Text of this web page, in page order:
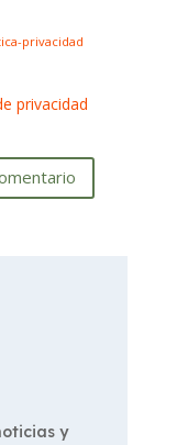
privacidad
privacidad
y